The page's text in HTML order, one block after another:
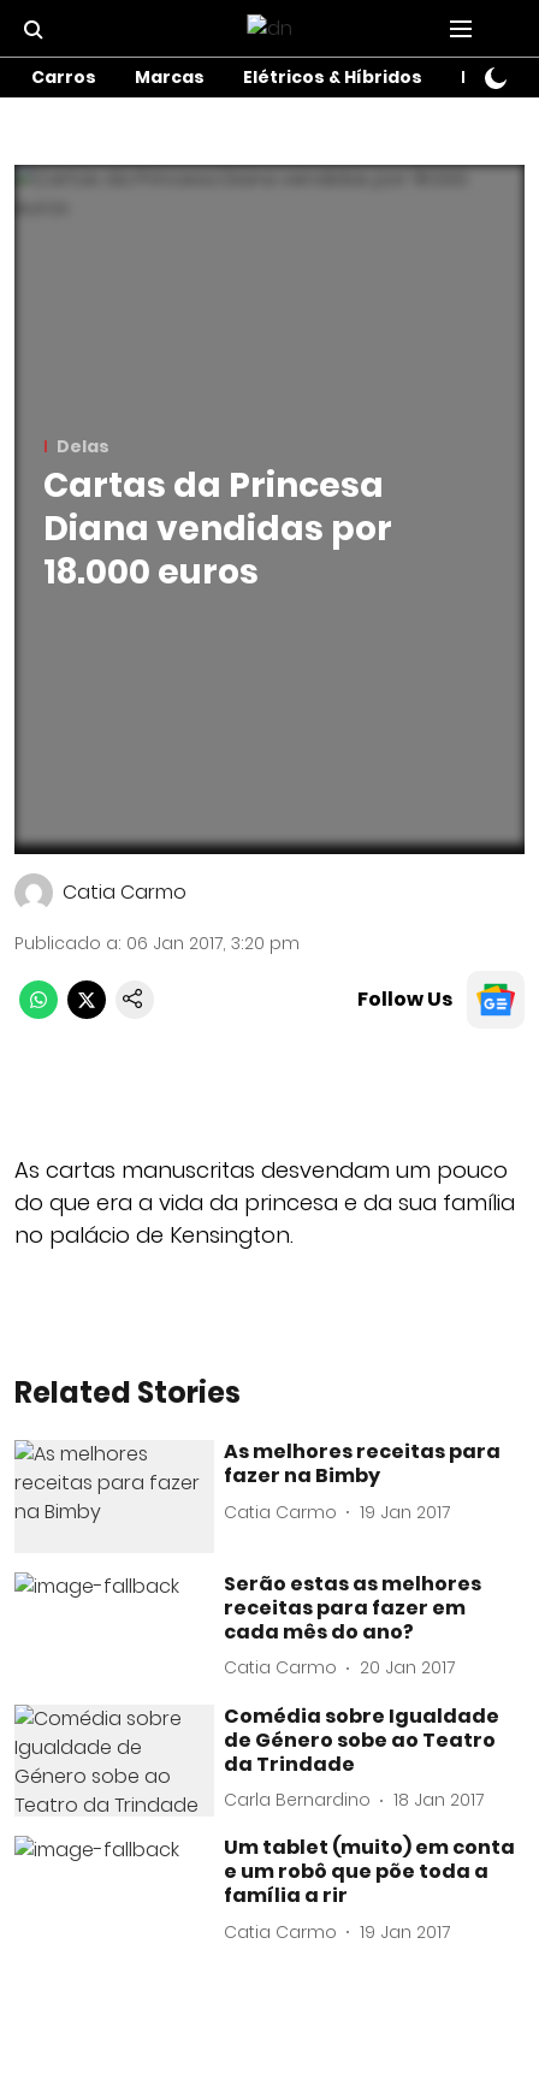
Carros Marcas Elétricos & Híbridos Motos
Delas
Cartas da Princesa
Diana vendidas por
18.000 euros
Catia Carmo
Publicado a: 06 Jan 2017, 3:20 pm
Follow Us
As cartas manuscritas desvendam um pouco
do que era a vida da princesa e da sua família
no palácio de Kensington.
Related Stories
As melhores receitas para
fazer na Bimby
Catia Carmo 19 Jan 2017
Serão estas as melhores
receitas para fazer em
cada mês do ano?
Catia Carmo 20 Jan 2017
Comédia sobre Igualdade
de Género sobe ao Teatro
da Trindade
Carla Bernardino 18 Jan 2017
Um tablet (muito) em conta
e um robô que põe toda a
família a rir
Catia Carmo 19 Jan 2017